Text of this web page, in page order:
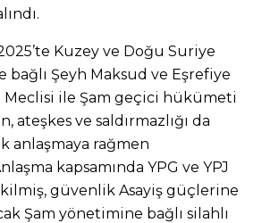
Kuzey ve Doğu Suriye
bağlı Şeyh Maksud ve Eşrefiye
Meclisi ile Şam geçici hükümeti
ateşkes ve saldırmazlığı da
anlaşmaya rağmen
kapsamında YPG ve YPJ
güvenlik Asayiş güçlerine
Şam yönetimine bağlı silahlı